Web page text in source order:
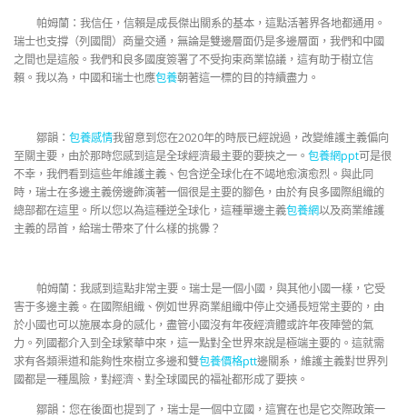
帕姆蘭：我信任，信賴是成長傑出關系的基本，這點活著界各地都通用。
瑞士也支撐（列國間）商量交通，無論是雙邊層面仍是多邊層面，我們和中國
之間也是這般。我們和良多國度簽署了不受拘束商業協議，這有助于樹立信
賴。我以為，中國和瑞士也應包養朝著這一標的目的持續盡力。
鄒韻： 包養感情我留意到您在2020年的時辰已經說過，改變維護主義偏向
至關主要，由於那時您感到這是全球經濟最主要的要挾之一。 包養網ppt可是很
不幸，我們看到這些年維護主義、包含逆全球化在不竭地愈演愈烈。與此同
時，瑞士在多邊主義傍邊飾演著一個很是主要的腳色，由於有良多國際組織的
總部都在這里。所以您以為這種逆全球化，這種單邊主義包養網以及商業維護
主義的昂首，給瑞士帶來了什么樣的挑釁？
帕姆蘭：我感到這點非常主要。瑞士是一個小國，與其他小國一樣，它受
害于多邊主義。在國際組織、例如世界商業組織中停止交通長短常主要的，由
於小國也可以施展本身的感化，盡管小國沒有年夜經濟體或許年夜陣營的氣
力。列國都介入到全球繁華中來，這一點對全世界來說是極端主要的。這就需
求有各類渠道和能夠性來樹立多邊和雙包養價格ptt邊關系，維護主義對世界列
國都是一種風險，對經濟、對全球國民的福祉都形成了要挾。
鄒韻：您在後面也提到了，瑞士是一個中立國，這實在也是它交際政策一